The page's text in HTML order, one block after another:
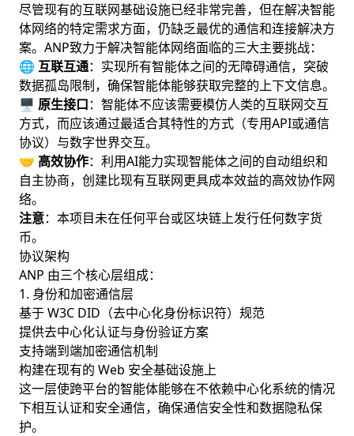
尽管现有的互联网基础设施已经非常完善，但在解决智能
体网络的特定需求方面，仍缺乏最优的通信和连接解决方
案。ANP致力于解决智能体网络面临的三大主要挑战：
🌐 互联互通：实现所有智能体之间的无障碍通信，突破
数据孤岛限制，确保智能体能够获取完整的上下文信息。
🖥️ 原生接口：智能体不应该需要模仿人类的互联网交互
方式，而应该通过最适合其特性的方式（专用API或通信
协议）与数字世界交互。
🤝 高效协作：利用AI能力实现智能体之间的自动组织和
自主协商，创建比现有互联网更具成本效益的高效协作网
络。
注意：本项目未在任何平台或区块链上发行任何数字货
币。
协议架构
ANP 由三个核心层组成：
1. 身份和加密通信层
基于 W3C DID（去中心化身份标识符）规范
提供去中心化认证与身份验证方案
支持端到端加密通信机制
构建在现有的 Web 安全基础设施上
这一层使跨平台的智能体能够在不依赖中心化系统的情况
下相互认证和安全通信，确保通信安全性和数据隐私保
护。